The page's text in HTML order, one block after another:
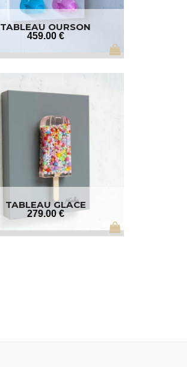
TABLEAU OURSON
459.00 €
TABLEAU GLACE
279.00 €